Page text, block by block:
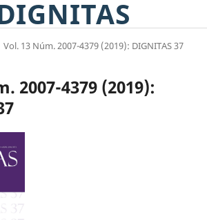
Vol. 13 Núm. 2007-4379 (2019): DIGNITAS 37
2007-4379 (2019):